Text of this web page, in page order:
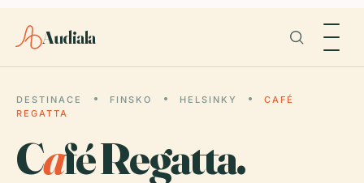
Audiala
DESTINACE FINSKO HELSINKY
CAFÉ
REGATTA
Café Regatta.